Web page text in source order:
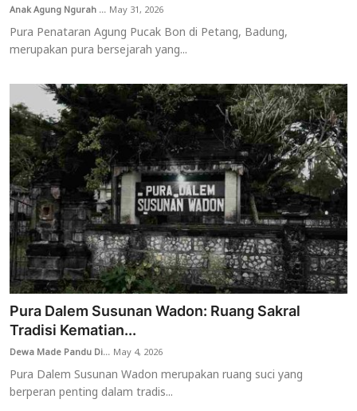
Anak Agung Ngurah ... May 31, 2026
Pura Penataran Agung Pucak Bon di Petang, Badung,
merupakan pura bersejarah yang...
Pura Dalem Susunan Wadon: Ruang Sakral
Tradisi Kematian...
Dewa Made Pandu Di... May 4, 2026
Pura Dalem Susunan Wadon merupakan ruang suci yang
berperan penting dalam tradis...